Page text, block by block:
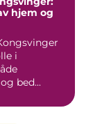
hjem og
i
bed...